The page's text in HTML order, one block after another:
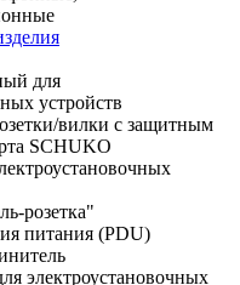
для
устройств
вилки с защитным
SCHUKO
розетка"
питания (PDU)
электроустановочных